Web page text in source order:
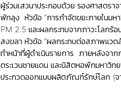
ผู้ร่วมเสวนาประกอบด้วย รองศาสตร
พัทลุง หัวข้อ “การกำจัดขยะภายในมห
PM 2.5 และผลกระทบจากภาวะโลก
สงขลา หัวข้อ “ผลกระทบต่อสภาพแว
ทำหน้าที่ผู้ดำเนินรายการ ภายหลังจา
ตระเวนชายแดน และนิสิตหอพักมหาวิ
ประกวดออกแบบผลิตภัณฑ์รักษ์โลก (จ